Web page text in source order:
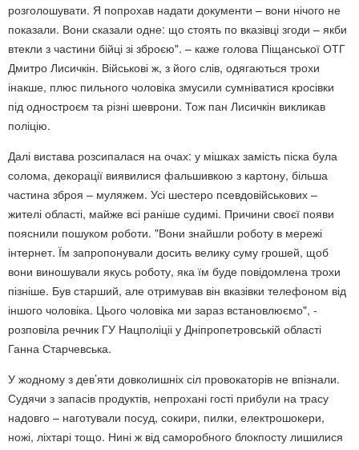
розголошувати. Я попрохав надати документи – вони нічого не
показали. Вони сказали одне: що стоять по вказівці згоди – якби
втекли з частини бійці зі зброєю". – каже голова Піщанської ОТГ
Дмитро Лисичкін. Військові ж, з його слів, одягаються трохи
інакше, плюс пильного чоловіка змусили сумніватися кросівки
під одностроєм та різні шеврони. Тож пан Лисичкін викликав
поліцію.
Далі вистава розсипалася на очах: у мішках замість піска була
солома, декорації виявилися фальшивкою з картону, більша
частина зброя – муляжем. Усі шестеро псевдовійськових –
жителі області, майже всі раніше судимі. Причини своєї появи
пояснили пошуком роботи. "Вони знайшли роботу в мережі
інтернет. Їм запропонували досить велику суму грошей, щоб
вони виношували якусь роботу, яка їм буде повідомлена трохи
пізніше. Був старший, але отримував він вказівки телефоном від
іншого чоловіка. Цього чоловіка ми зараз встановлюємо", -
розповіла речник ГУ Нацполіціі у Дніпропетровській області
Ганна Старчевська.
У жодному з дев’яти довколишніх сіл провокаторів не впізнали.
Судячи з запасів продуктів, непрохані гості прибули на трасу
надовго – наготували посуд, сокири, пилки, електрошокери,
ножі, ліхтарі тощо. Нині ж від саморобного блокпосту лишилися